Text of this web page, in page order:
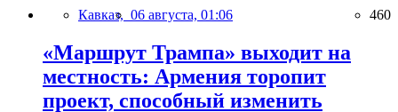
Кавказ, 06 августа, 01:06 460
«Маршрут Трампа» выходит на
местность: Армения торопит
проект, способный изменить